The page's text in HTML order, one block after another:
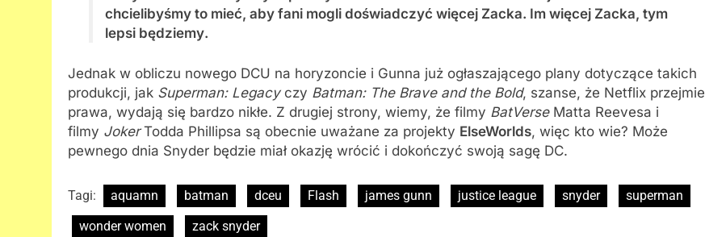
chcielibyśmy to mieć, aby fani mogli doświadczyć więcej Zacka. Im więcej Zacka, tym
lepsi będziemy.
Jednak w obliczu nowego DCU na horyzoncie i Gunna już ogłaszającego plany dotyczące takich
produkcji, jak Superman: Legacy czy Batman: The Brave and the Bold, szanse, że Netflix przejmie
prawa, wydają się bardzo nikłe. Z drugiej strony, wiemy, że filmy BatVerseMatta Reevesa i
filmy JokerTodda Phillipsa są obecnie uważane za projekty ElseWorlds, więc kto wie? Może
pewnego dnia Snyder będzie miał okazję wrócić i dokończyć swoją sagę DC.
Tagi: aquamn batman dceu Flash james gunn justice league snyder
superman
wonder women
zack snyder